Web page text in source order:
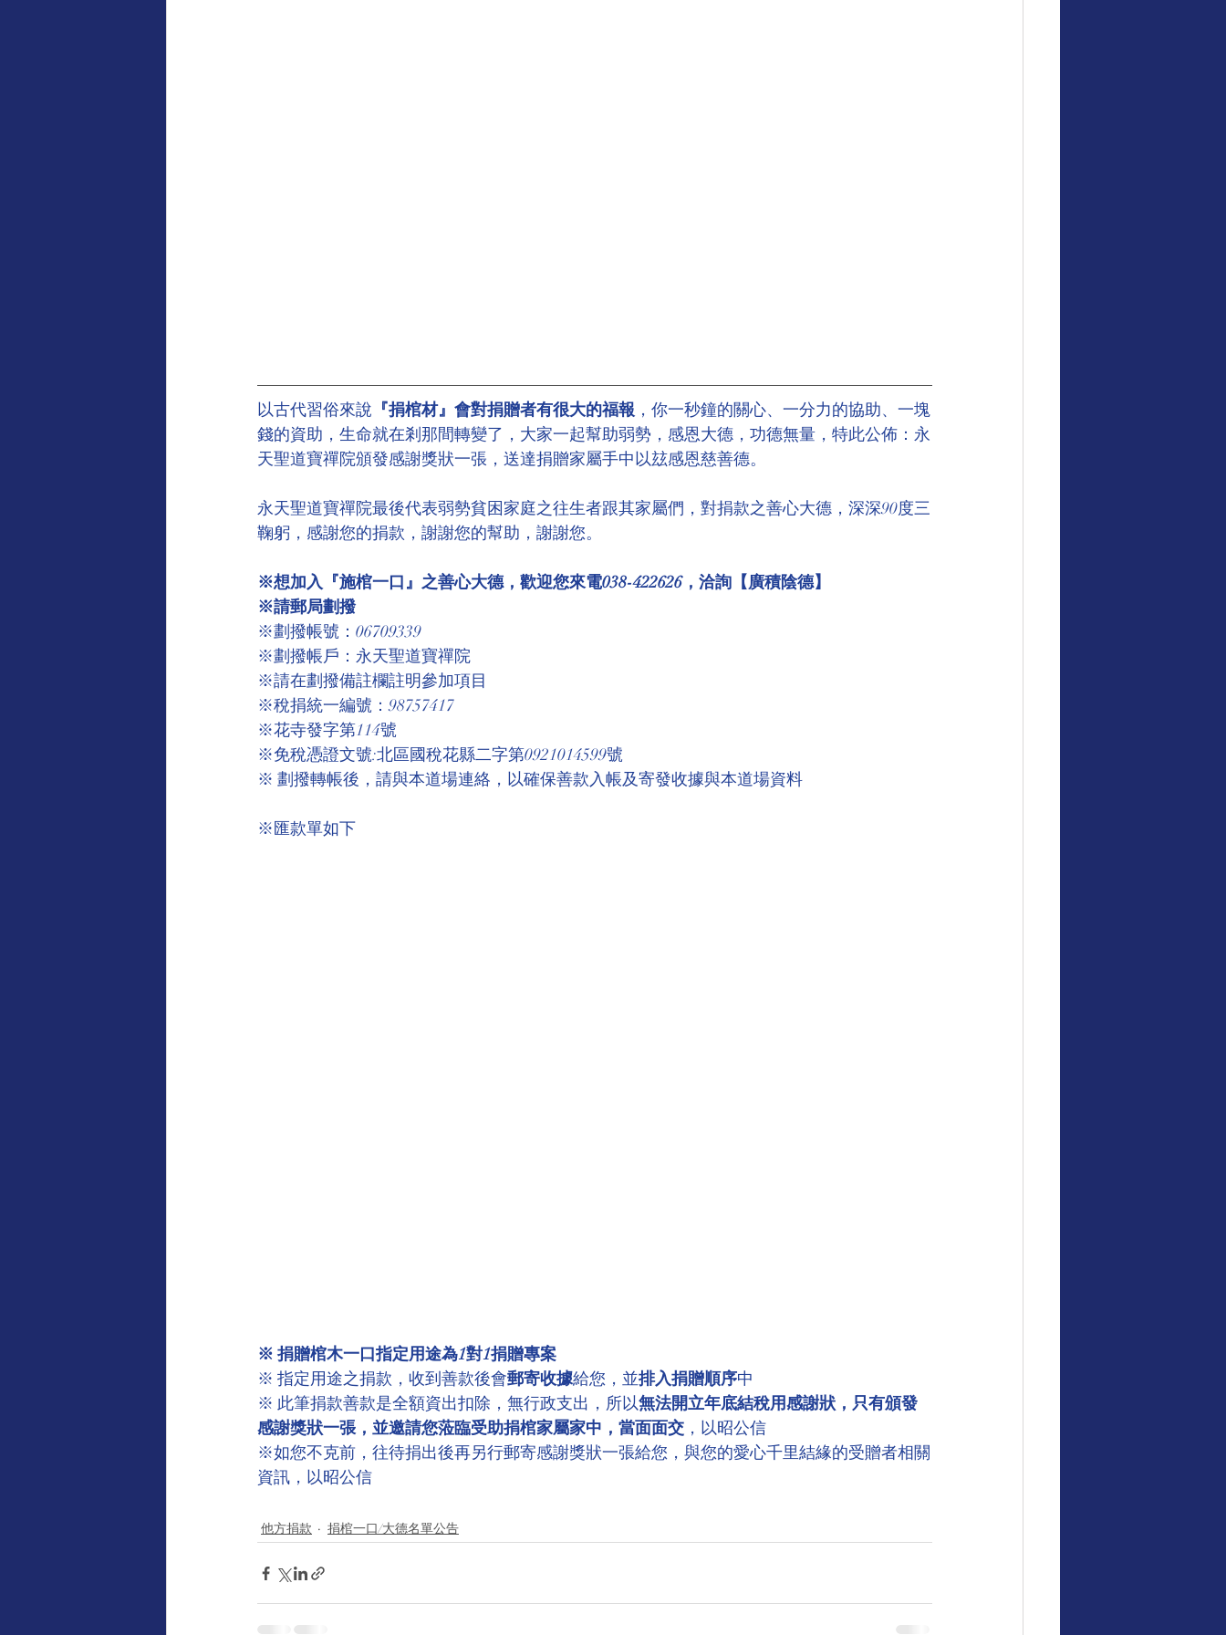
以古代習俗來說 『捐棺材』會對捐贈者有很大的福報，你一秒鐘的關心、一分力的協助、一塊
錢的資助，生命就在剎那間轉變了，大家一起幫助弱勢，感恩大德，功德無量，特此公佈：永
天聖道寶禪院頒發感謝獎狀一張，送達捐贈家屬手中以玆感恩慈善德。
永天聖道寶禪院最後代表弱勢貧困家庭之往生者跟其家屬們，對捐款之善心大德，深深90度三
鞠躬，感謝您的捐款，謝謝您的幫助，謝謝您。
※想加入『施棺一口』之善心大德，歡迎您來電038-422626，洽詢【廣積陰德】
※請郵局劃撥
※劃撥帳號：06709339
※劃撥帳戶：永天聖道寶禪院
※請在劃撥備註欄註明參加項目
※稅捐統一編號：98757417
※花寺發字第114號
※免稅憑證文號:北區國稅花縣二字第0921014599號
※ 劃撥轉帳後，請與本道場連絡，以確保善款入帳及寄發收據與本道場資料
※匯款單如下
※ 捐贈棺木一口指定用途為1對1捐贈專案
※ 指定用途之捐款，收到善款後會郵寄收據給您，並排入捐贈順序中
※ 此筆捐款善款是全額資出扣除，無行政支出，所以無法開立年底結稅用感謝狀，只有頒發
感謝獎狀一張，並邀請您蒞臨受助捐棺家屬家中，當面面交 ，以昭公信
※如您不克前，往待捐出後再另行郵寄感謝獎狀一張給您，與您的愛心千里結緣的受贈者相關
資訊，以昭公信
他方捐款 捐棺一口/大德名單公告